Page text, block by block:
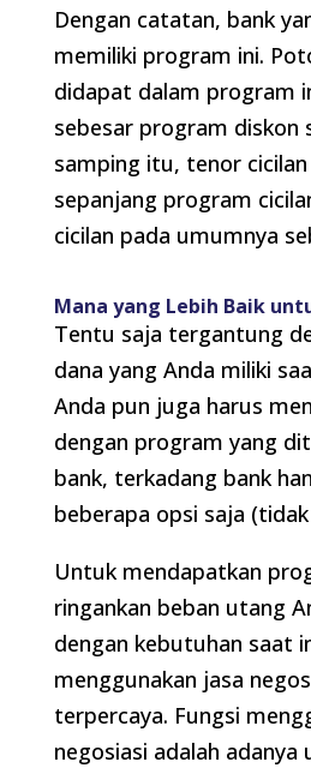
Dengan catatan, bank
memiliki program ini.
didapat dalam program
sebesar program diskon
samping itu, tenor
sepanjang program
cicilan pada umumnya
Mana yang Lebih Baik
Tentu saja tergantung
dana yang Anda miliki
Anda pun juga harus
dengan program yang
bank, terkadang bank
beberapa opsi saja
Untuk mendapatkan
ringankan beban utang
dengan kebutuhan saat
menggunakan jasa
terpercaya. Fungsi
negosiasi adalah adanya